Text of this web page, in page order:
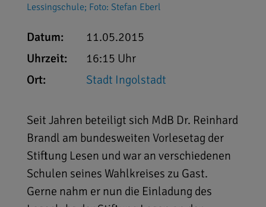
Lessingschule; Foto: Stefan Eberl
Datum:
11.05.2015
Uhrzeit:
16:15 Uhr
Ort:
Stadt Ingolstadt
Seit Jahren beteiligt sich MdB Dr. Reinhard
Brandl am bundesweiten Vorlesetag der
Stiftung Lesen und war an verschiedenen
Schulen seines Wahlkreises zu Gast.
Gerne nahm er nun die Einladung des